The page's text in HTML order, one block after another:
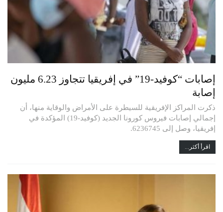
إصابات “كوفيد-19” في إفريقيا تتجاوز 6.23 مليون
إصابة
ذكرت المراكز الإفريقية للسيطرة على الأمراض والوقاية منها، أن
إجمالي إصابات فيروس كورونا الجديد (كوفيد-19) المؤكدة في
إفريقيا، وصل إلى 6236745.
اقرأ أكثر...